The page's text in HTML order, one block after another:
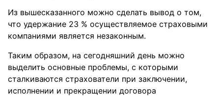
Из вышесказанного можно сделать вывод о том,
что удержание 23 % осуществляемое страховыми
компаниями является незаконным.
Таким образом, на сегодняшний день можно
выделить основные проблемы, с которыми
сталкиваются страхователи при заключении,
исполнении и прекращении договора